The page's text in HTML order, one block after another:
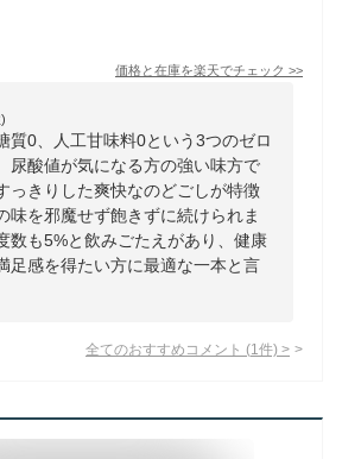
価格と在庫を楽天でチェック >>
質0、人工甘味料0という3つのゼロ
尿酸値が気になる方の強い味方で
っきりした爽快なのどごしが特徴
味を邪魔せず飽きずに続けられま
数も5%と飲みごたえがあり、健康
足感を得たい方に最適な一本と言
全てのおすすめコメント (1 件) >